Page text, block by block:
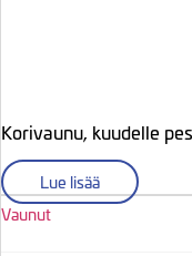
Korivaunu, kuudelle
Lue lisää
Vaunut